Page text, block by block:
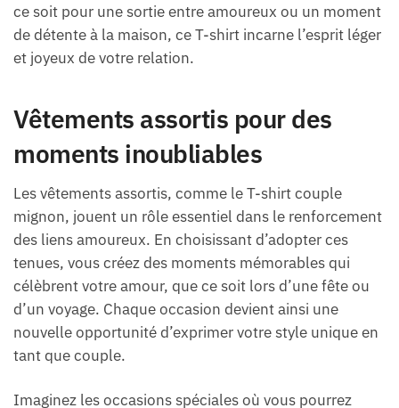
ce soit pour une sortie entre amoureux ou un moment
de détente à la maison, ce T-shirt incarne l’esprit léger
et joyeux de votre relation.
Vêtements assortis pour des
moments inoubliables
Les vêtements assortis, comme le T-shirt couple
mignon, jouent un rôle essentiel dans le renforcement
des liens amoureux. En choisissant d’adopter ces
tenues, vous créez des moments mémorables qui
célèbrent votre amour, que ce soit lors d’une fête ou
d’un voyage. Chaque occasion devient ainsi une
nouvelle opportunité d’exprimer votre style unique en
tant que couple.
Imaginez les occasions spéciales où vous pourrez